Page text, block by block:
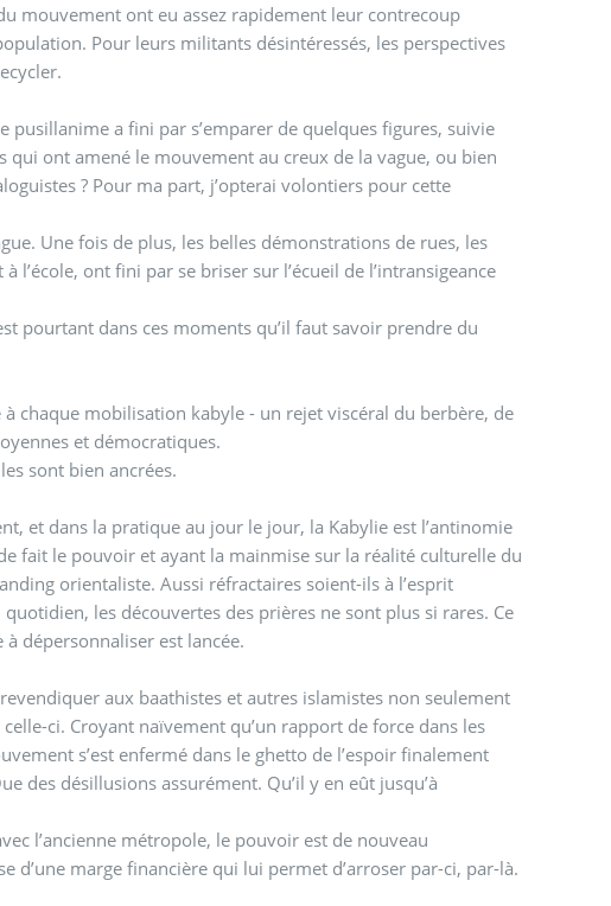
mouvement ont eu assez rapidement leur contrecoup
Pour leurs militants désintéressés, les perspectives
pusillanime a fini par s’emparer de quelques figures, suivie
ont amené le mouvement au creux de la vague, ou bien
? Pour ma part, j’opterai volontiers pour cette
Une fois de plus, les belles démonstrations de rues, les
ont fini par se briser sur l’écueil de l’intransigeance
pourtant dans ces moments qu’il faut savoir prendre du
chaque mobilisation kabyle - un rejet viscéral du berbère, de
et démocratiques.
sont bien ancrées.
et dans la pratique au jour le jour, la Kabylie est l’antinomie
fait le pouvoir et ayant la mainmise sur la réalité culturelle du
orientaliste. Aussi réfractaires soient-ils à l’esprit
les découvertes des prières ne sont plus si rares. Ce
dépersonnaliser est lancée.
aux baathistes et autres islamistes non seulement
ci. Croyant naïvement qu’un rapport de force dans les
s’est enfermé dans le ghetto de l’espoir finalement
des désillusions assurément. Qu’il y en eût jusqu’à
l’ancienne métropole, le pouvoir est de nouveau
marge financière qui lui permet d’arroser par-ci, par-là.